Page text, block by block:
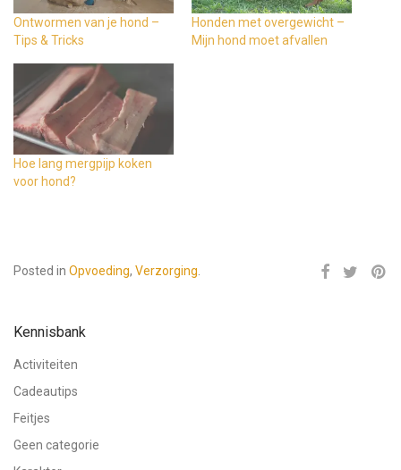
Ontwormen van je hond –
Tips & Tricks
Honden met overgewicht –
Mijn hond moet afvallen
Hoe lang mergpijp koken
voor hond?
Posted in Opvoeding, Verzorging.
Kennisbank
Activiteiten
Cadeautips
Feitjes
Geen categorie